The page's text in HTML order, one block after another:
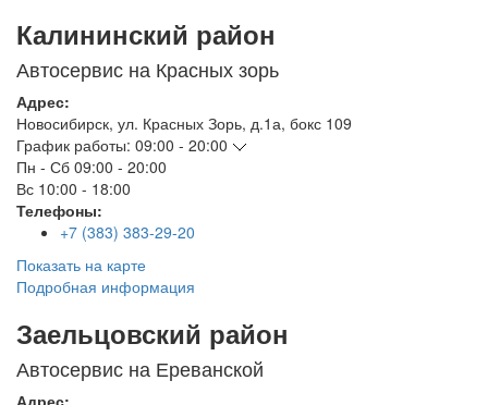
Калининский район
Автосервис на Красных зорь
Адрес:
Новосибирск, ул. Красных Зорь, д.1а, бокс 109
График работы: 09:00 - 20:00
Пн - Сб 09:00 - 20:00
Вс 10:00 - 18:00
Телефоны:
+7 (383) 383-29-20
Показать на карте
Подробная информация
Заельцовский район
Автосервис на Ереванской